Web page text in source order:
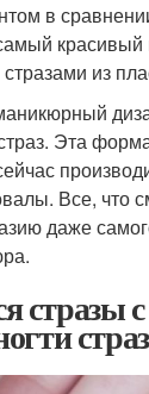
в
из
Эта
Все, что
даже
стразы